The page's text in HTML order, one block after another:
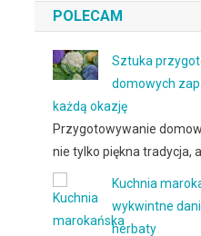
POLECAM
Sztuka
domowych
każdą okazję
Przygotowywanie
nie tylko piękna tradycja,
Kuchnia
wykwintne
herbaty